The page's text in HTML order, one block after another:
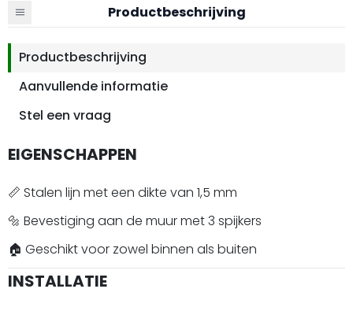
Productbeschrijving
Productbeschrijving
Aanvullende informatie
Stel een vraag
EIGENSCHAPPEN
📏 Stalen lijn met een dikte van 1,5 mm
🔩 Bevestiging aan de muur met 3 spijkers
🏠 Geschikt voor zowel binnen als buiten
INSTALLATIE